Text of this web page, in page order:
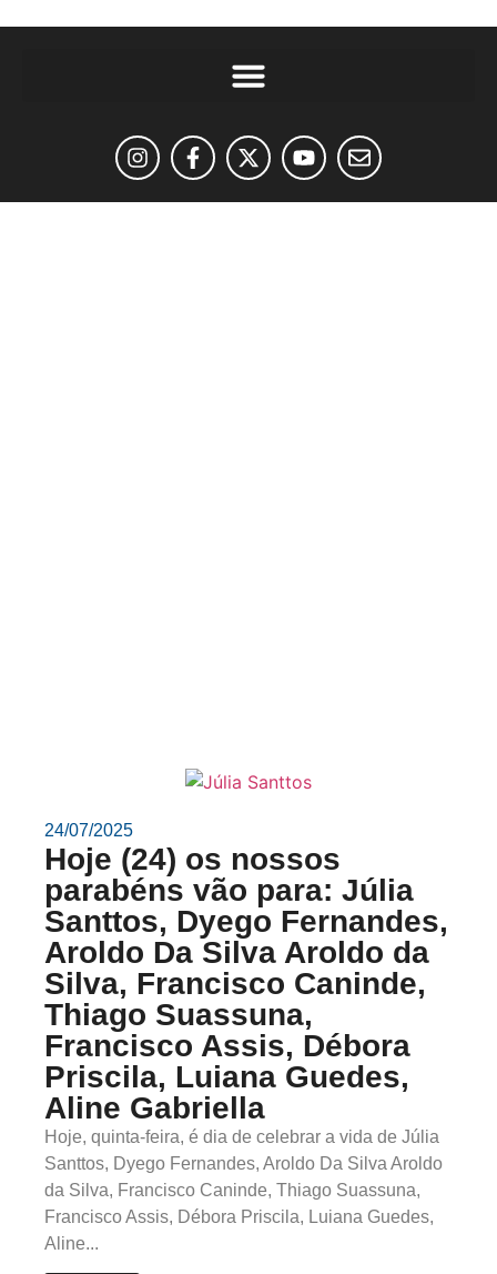
24/07/2025
Hoje (24) os nossos
parabéns vão para: Júlia
Santtos, Dyego Fernandes,
Aroldo Da Silva Aroldo da
Silva, Francisco Caninde,
Thiago Suassuna,
Francisco Assis, Débora
Priscila, Luiana Guedes,
Aline Gabriella
Hoje, quinta-feira, é dia de celebrar a vida de Júlia
Santtos, Dyego Fernandes, Aroldo Da Silva Aroldo
da Silva, Francisco Caninde, Thiago Suassuna,
Francisco Assis, Débora Priscila, Luiana Guedes,
Aline...